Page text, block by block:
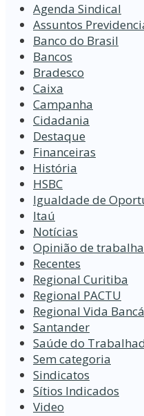
Agenda Sindical
Assuntos
Banco do Brasil
Bancos
Bradesco
Caixa
Campanha
Cidadania
Destaque
Financeiras
História
HSBC
Igualdade de
Itaú
Notícias
Opinião de
Recentes
Regional Curitiba
Regional PACTU
Regional Vida
Santander
Saúde do
Sem categoria
Sindicatos
Sítios Indicados
Video